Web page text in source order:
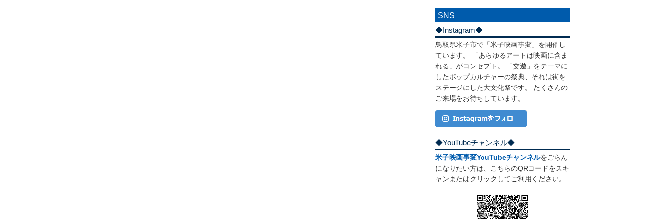
SNS
◆Instagram◆
鳥取県米子市で「米子映画事変」を開催し
ています。 「あらゆるアートは映画に含ま
れる」がコンセプト。 「交遊」をテーマに
したポップカルチャーの祭典、それは街を
ステージにした大文化祭です。 たくさんの
ご来場をお待ちしています。
◆YouTubeチャンネル◆
米子映画事変YouTubeチャンネルをごらん
になりたい方は、こちらのQRコードをスキ
ャンまたはクリックしてご利用ください。